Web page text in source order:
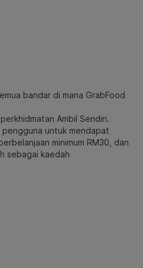
bandar di mana GrabFood
Ambil Sendiri.
pengguna untuk mendapat
minimum RM30, dan
sebagai kaedah